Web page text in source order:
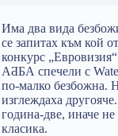
Има два вида
се запитах към кой
конкурс
АƋБА спечели с
по-малко безбожна.
изглеждаха
година-две, иначе
класика.